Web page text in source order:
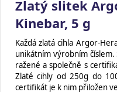
Zlatý slitek
Kinebar, 5 g
Každá zlatá cihla Argor-
unikátním výrobním
ražené a společně s
Zlaté cihly od 250g do
certifikát je k nim přiložen